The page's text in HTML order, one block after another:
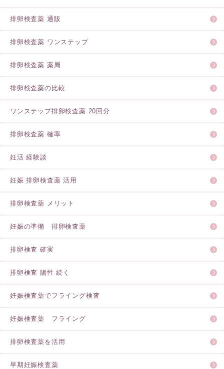
排卵検査薬 通販
排卵検査薬 ワンステップ
排卵検査薬 薬局
排卵検査薬の比較
ワンステップ排卵検査薬 20回分
排卵検査薬 確率
妊活 経験談
妊娠 排卵検査薬 活用
排卵検査薬 メリット
妊娠の準備 排卵検査薬
排卵検査 確実
排卵検査 陽性 続く
妊娠検査薬でフライング検査
妊娠検査薬 フライング
排卵検査薬を活用
早期妊娠検査薬